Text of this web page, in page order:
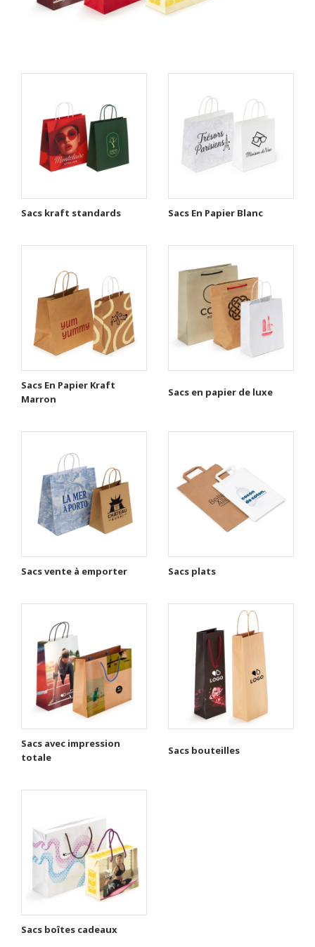
Sacs kraft standards Sacs En Papier Blanc
Sacs En Papier Kraft
Marron
Sacs en papier de luxe
Sacs vente à emporter Sacs plats
Sacs avec impression
totale
Sacs bouteilles
Sacs boîtes cadeaux